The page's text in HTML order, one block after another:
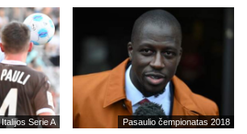
Italijos Serie A Pasaulio čempionatas 2018